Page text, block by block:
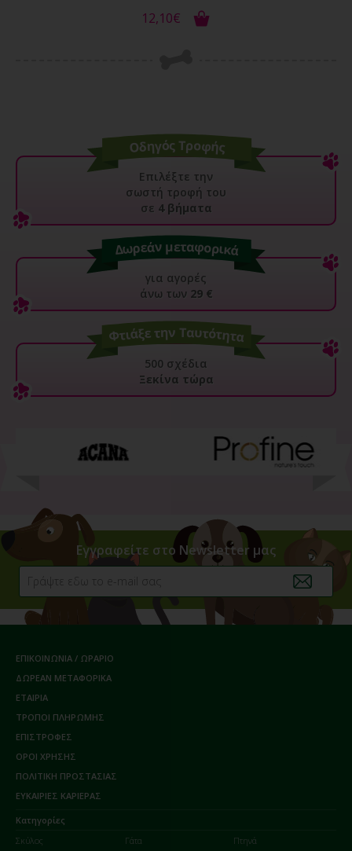
12,10€
Επιλέξτε την
σωστή τροφή του
σε 4 βήματα
για αγορές
άνω των 29 €
500 σχέδια
Ξεκίνα τώρα
Εγγραφείτε στο Newsletter μας
ΕΠΙΚΟΙΝΩΝΙΑ / ΩΡΑΡΙΟ
ΔΩΡΕΑΝ ΜΕΤΑΦΟΡΙΚΑ
ΕΤΑΙΡΙΑ
ΤΡΟΠΟΙ ΠΛΗΡΩΜΗΣ
ΕΠΙΣΤΡΟΦΕΣ
ΟΡΟΙ ΧΡΗΣΗΣ
ΠΟΛΙΤΙΚΗ ΠΡΟΣΤΑΣΙΑΣ
ΕΥΚΑΙΡΙΕΣ ΚΑΡΙΕΡΑΣ
Κατηγορίες
Σκύλος
Γάτα
Πτηνά